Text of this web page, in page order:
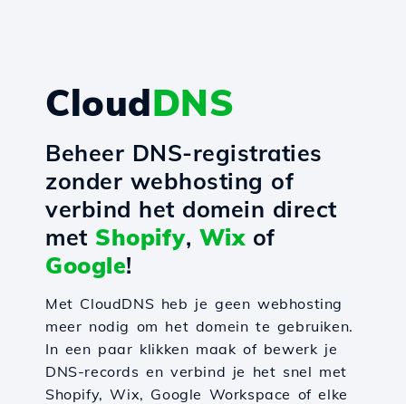
CloudDNS
Beheer DNS-registraties
zonder webhosting of
verbind het domein direct
met Shopify, Wixof
Google!
Met CloudDNS heb je geen webhosting
meer nodig om het domein te gebruiken.
In een paar klikken maak of bewerk je
DNS-records en verbind je het snel met
Shopify, Wix, Google Workspace of elke